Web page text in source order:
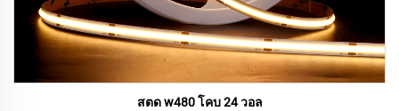
สตด w480 โคบ 24 วอล